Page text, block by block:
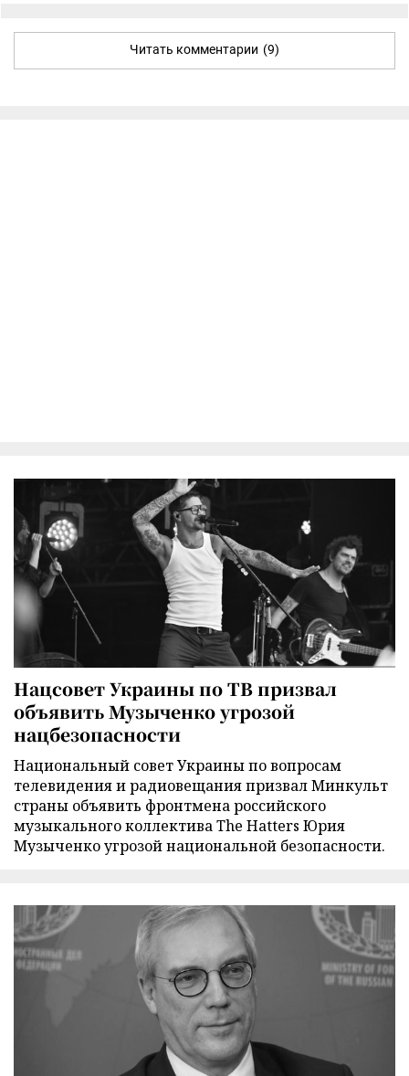
Читать комментарии (9)
Нацсовет Украины по ТВ призвал
объявить Музыченко угрозой
нацбезопасности
Национальный совет Украины по вопросам
телевидения и радиовещания призвал Минкульт
страны объявить фронтмена российского
музыкального коллектива The Hatters Юрия
Музыченко угрозой национальной безопасности.